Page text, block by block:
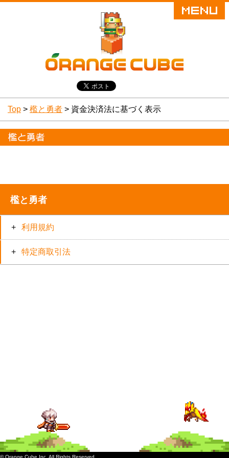
Top > 檻と勇者 > 資金決済法に基づく表示
檻と勇者
利用規約
特定商取引法
© Orange Cube Inc. All Rights Reserved.